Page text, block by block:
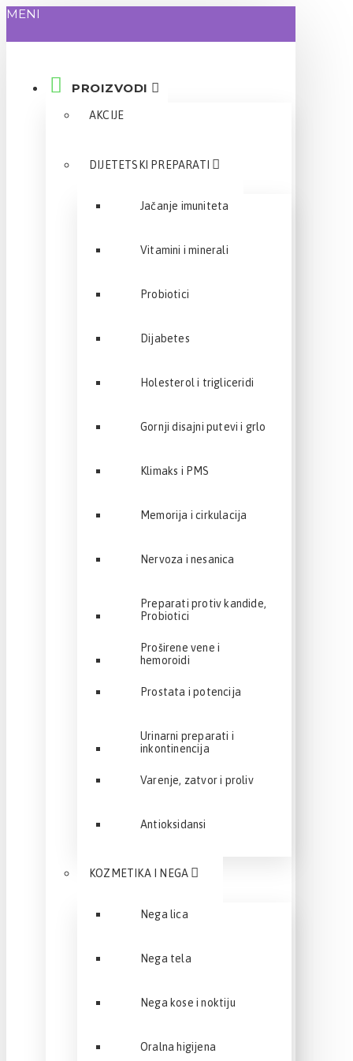
MENI
PROIZVODI
AKCIJE
DIJETETSKI PREPARATI
Jačanje imuniteta
Vitamini i minerali
Probiotici
Dijabetes
Holesterol i trigliceridi
Gornji disajni putevi i grlo
Klimaks i PMS
Memorija i cirkulacija
Nervoza i nesanica
Preparati protiv kandide,
Probiotici
Proširene vene i
hemoroidi
Prostata i potencija
Urinarni preparati i
inkontinencija
Varenje, zatvor i proliv
Antioksidansi
KOZMETIKA I NEGA
Nega lica
Nega tela
Nega kose i noktiju
Oralna higijena